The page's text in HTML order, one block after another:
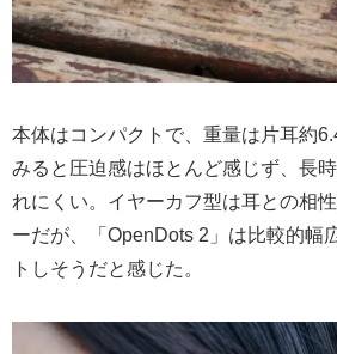
本体はコンパクトで、重量は片耳約
みると圧迫感はほとんど感じず、長
れにくい。イヤーカフ型は耳との相
ーだが、「OpenDots 2」は比較的幅
トしそうだと感じた。